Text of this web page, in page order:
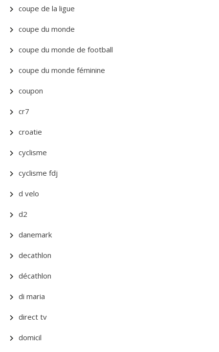
coupe de la ligue
coupe du monde
coupe du monde de football
coupe du monde féminine
coupon
cr7
croatie
cyclisme
cyclisme fdj
d velo
d2
danemark
decathlon
décathlon
di maria
direct tv
domicil